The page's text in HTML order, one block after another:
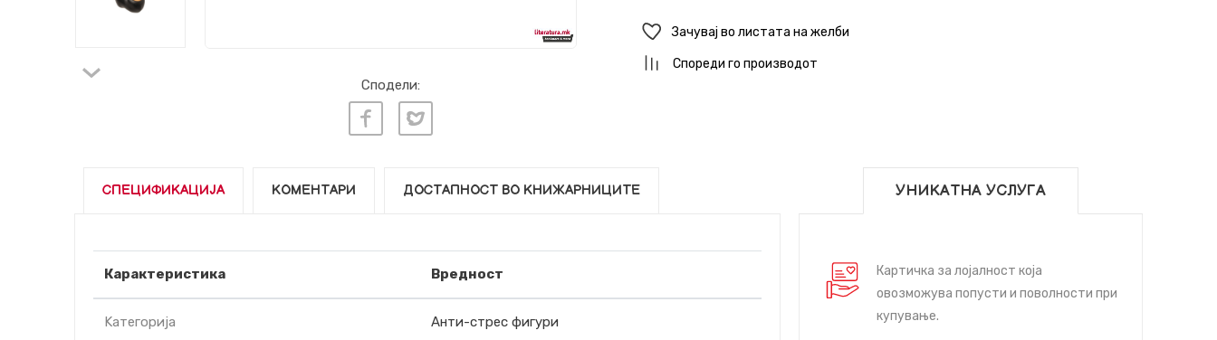
Сподели:
Зачувај во листата на желби
Спореди го производот
СПЕЦИФИКАЦИЈА КОМЕНТАРИ ДОСТАПНОСТ ВО КНИЖАРНИЦИТЕ
Карактеристика Вредност
Kатегорија Анти-стрес фигури
УНИКАТНА УСЛУГА
Картичка за лојалност која
овозможува попусти и поволности при
купување.